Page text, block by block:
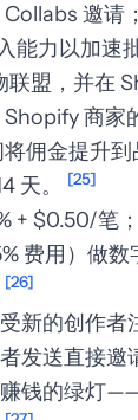
邀请
能力以加速
联盟，并在
商家
佣金提升
天。
[25]
+ $0.50/笔
费用）做数
[26]
新的创作者
发送直接邀
钱的绿灯